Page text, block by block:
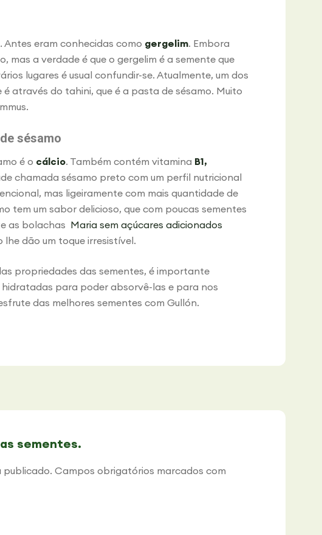
eram conhecidas como gergelim. Embora
mas a verdade é que o gergelim é a semente que
lugares é usual confundir-se. Atualmente, um dos
através do tahini, que é a pasta de sésamo. Muito
sésamo
é o cálcio. Também contém vitamina B1,
chamada sésamo preto com um perfil nutricional
mas ligeiramente com mais quantidade de
tem um sabor delicioso, que com poucas sementes
as bolachas Maria sem açúcares adicionados
lhe dão um toque irresistível.
propriedades das sementes, é importante
para poder absorvê-las e para nos
das melhores sementes com Gullón.
sementes.
publicado. Campos obrigatórios marcados com